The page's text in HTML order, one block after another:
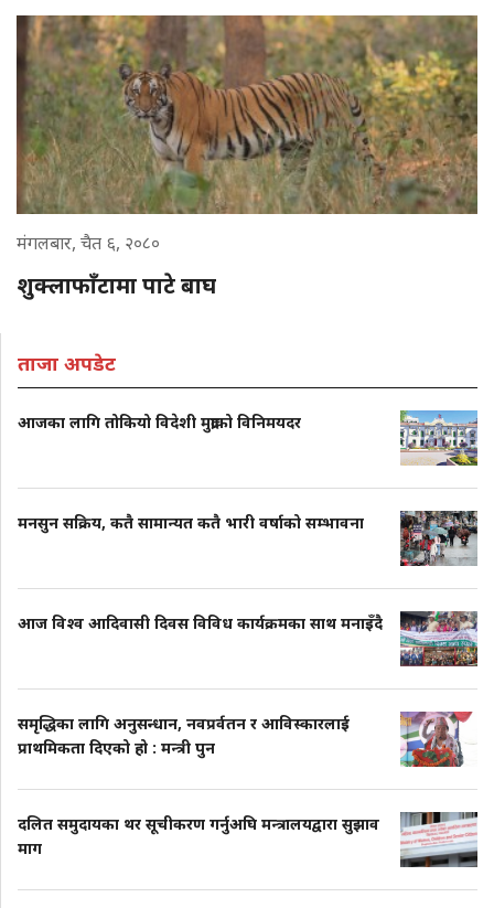
मंगलबार, चैत ६, २०८०
शुक्लाफाँटामा पाटे बाघ
ताजा अपडेट
आजका लागि तोकियो विदेशी मुद्राको विनिमयदर
मनसुन सक्रिय, कतै सामान्यत कतै भारी वर्षाको सम्भावना
आज विश्व आदिवासी दिवस विविध कार्यक्रमका साथ मनाइँदै
समृद्धिका लागि अनुसन्धान, नवप्रर्वतन र आविस्कारलाई
प्राथमिकता दिएको हो : मन्त्री पुन
दलित समुदायका थर सूचीकरण गर्नुअघि मन्त्रालयद्वारा सुझाव
माग